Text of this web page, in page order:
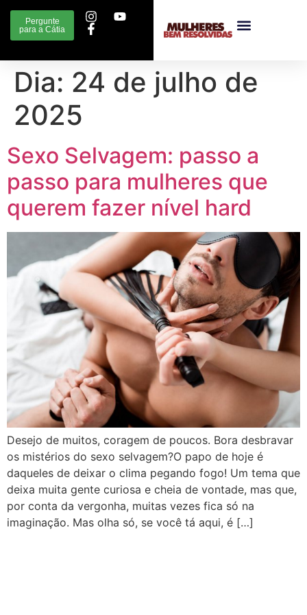
Pergunte
para a Cátia
Dia: 24 de julho de
2025
Sexo Selvagem: passo a
passo para mulheres que
querem fazer nível hard
Desejo de muitos, coragem de poucos. Bora desbravar
os mistérios do sexo selvagem?O papo de hoje é
daqueles de deixar o clima pegando fogo! Um tema que
deixa muita gente curiosa e cheia de vontade, mas que,
por conta da vergonha, muitas vezes fica só na
imaginação. Mas olha só, se você tá aqui, é […]